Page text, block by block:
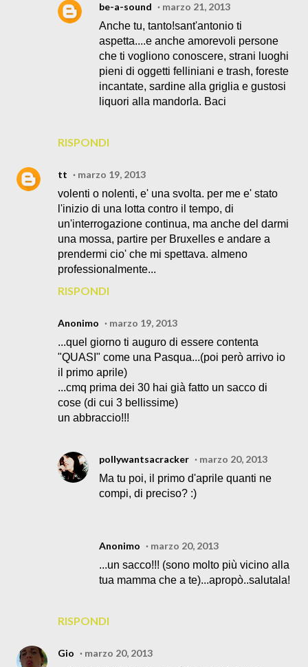
RISPONDI
be-a-sound
marzo 21, 2013
Anche tu, tanto!sant'antonio ti
aspetta....e anche amorevoli persone
che ti vogliono conoscere, strani luoghi
pieni di oggetti felliniani e trash, foreste
incantate, sardine alla griglia e gustosi
liquori alla mandorla. Baci
tt
marzo 19, 2013
volenti o nolenti, e' una svolta. per me e' stato
l'inizio di una lotta contro il tempo, di
un'interrogazione continua, ma anche del darmi
una mossa, partire per Bruxelles e andare a
prendermi cio' che mi spettava. almeno
professionalmente...
RISPONDI
Anonimo
marzo 19, 2013
...quel giorno ti auguro di essere contenta
"QUASI" come una Pasqua...(poi però arrivo io
il primo aprile)
...cmq prima dei 30 hai già fatto un sacco di
cose (di cui 3 bellissime)
un abbraccio!!!
RISPONDI
pollywantsacracker
marzo 20, 2013
Ma tu poi, il primo d'aprile quanti ne
compi, di preciso? :)
Anonimo
marzo 20, 2013
...un sacco!!! (sono molto più vicino alla
tua mamma che a te)...apropò..salutala!
Gio
marzo 20, 2013